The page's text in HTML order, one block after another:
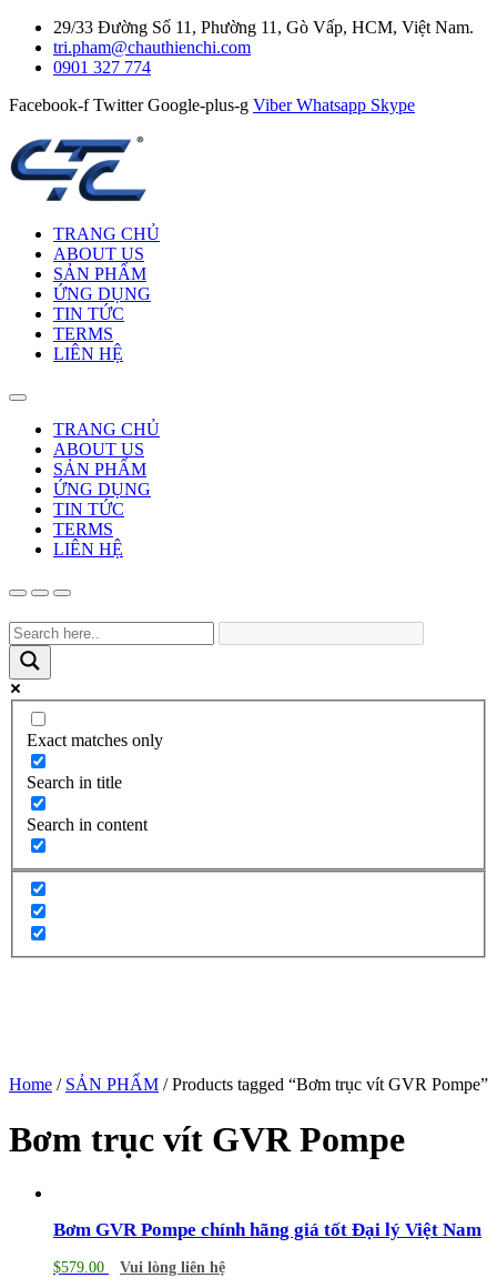
29/33 Đường Số 11, Phường 11, Gò Vấp, HCM, Việt Nam.
tri.pham@chauthienchi.com
0901 327 774
Facebook-f Twitter Google-plus-g Viber Whatsapp Skype
TRANG CHỦ
ABOUT US
SẢN PHẨM
ỨNG DỤNG
TIN TỨC
TERMS
LIÊN HỆ
TRANG CHỦ
ABOUT US
SẢN PHẨM
ỨNG DỤNG
TIN TỨC
TERMS
LIÊN HỆ
Exact matches only
Search in title
Search in content
Home / SẢN PHẨM / Products tagged “Bơm trục vít GVR Pompe”
Bơm trục vít GVR Pompe
Bơm GVR Pompe chính hãng giá tốt Đại lý Việt Nam
$579.00 Vui lòng liên hệ